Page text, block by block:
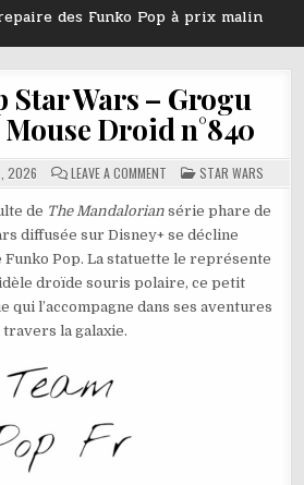
des Funko Pop à prix malin
Star Wars – Grogu
Droid n°840
2026 LEAVE A COMMENTON
FUNKO
STAR
–
GROGU
WITH
POLAR
MOUSE
DROID
N°840
POSTED
IN
STAR WARS
de The Mandaloriansérie phare de
diffusée sur Disney+ se décline
Pop. La statuette le représente
droïde souris polaire, ce petit
qui l’accompagne dans ses aventures
travers la galaxie.